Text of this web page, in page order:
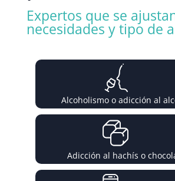
Expertos que se
necesidades y tipo de
Alcoholismo o adicción al
Adicción al hachís o